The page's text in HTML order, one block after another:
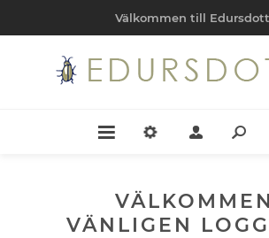
Välkommen till
VÄNLIGEN